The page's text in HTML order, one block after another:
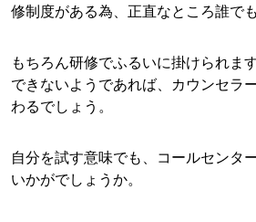
修制度がある為、正直なところ誰で
もちろん研修でふるいに掛けられま
できないようであれば、カウンセラ
わるでしょう。
自分を試す意味でも、コールセンタ
いかがでしょうか。